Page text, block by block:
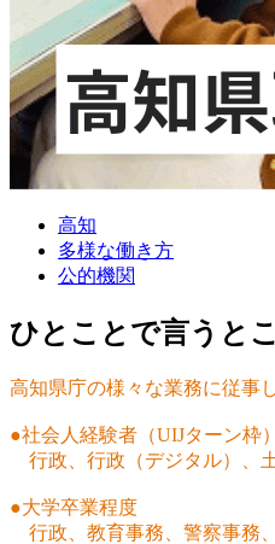
高知
多様な働き方
公的機関
ひとことで言うと
高知県庁の様々な業務に従事
●社会人経験者（UIJターン枠）
行政、行政（デジタル）、
●大学卒業程度
行政、教育事務、警察事務